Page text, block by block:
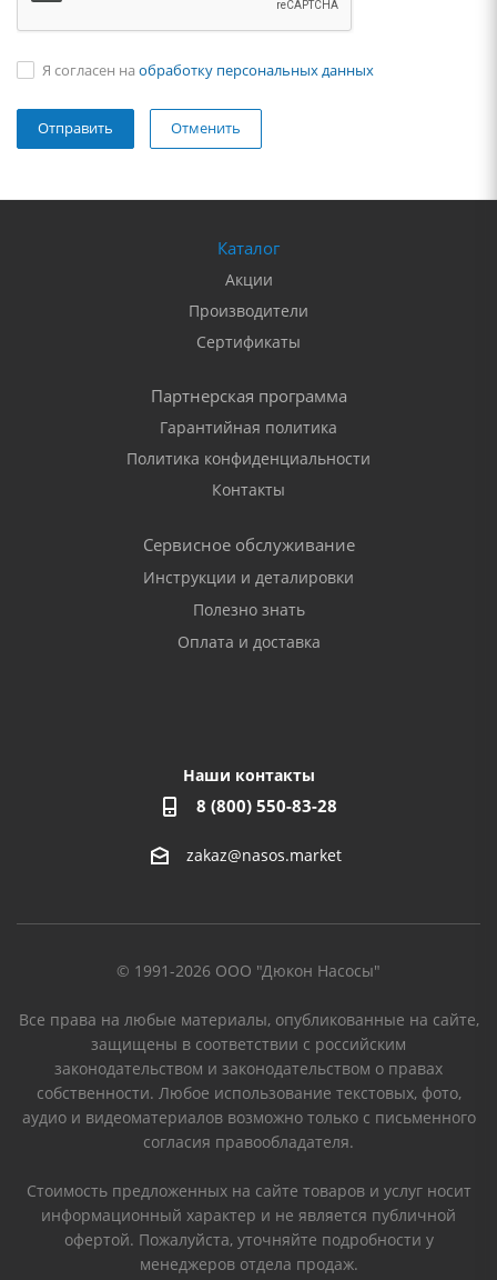
Я согласен на обработку персональных данных
Отменить
Каталог
Акции
Производители
Сертификаты
Партнерская программа
Гарантийная политика
Политика конфиденциальности
Контакты
Сервисное обслуживание
Инструкции и деталировки
Полезно знать
Оплата и доставка
Наши контакты
8 (800) 550-83-28
zakaz@nasos.market
© 1991-2026 ООО "Дюкон Насосы"
Все права на любые материалы, опубликованные на сайте,
защищены в соответствии с российским
законодательством и законодательством о правах
собственности. Любое использование текстовых, фото,
аудио и видеоматериалов возможно только с письменного
согласия правообладателя.
Стоимость предложенных на сайте товаров и услуг носит
информационный характер и не является публичной
офертой. Пожалуйста, уточняйте подробности у
менеджеров отдела продаж.